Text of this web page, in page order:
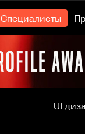
Специалисты
UI